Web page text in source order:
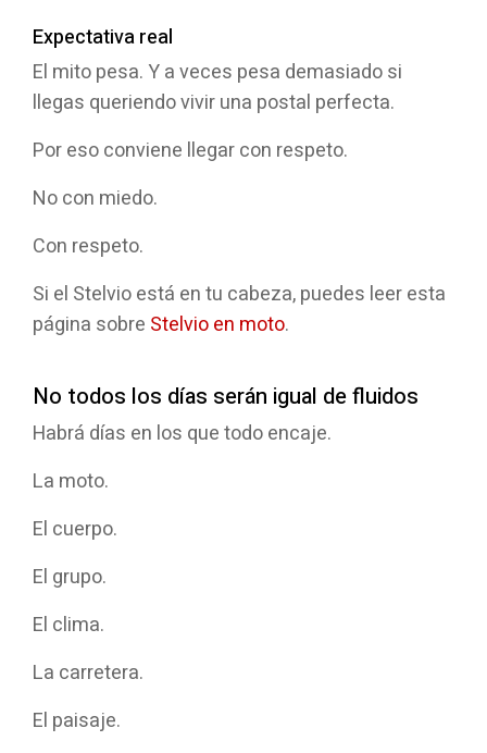
Expectativa real
El mito pesa. Y a veces pesa demasiado si
llegas queriendo vivir una postal perfecta.
Por eso conviene llegar con respeto.
No con miedo.
Con respeto.
Si el Stelvio está en tu cabeza, puedes leer esta
página sobre Stelvio en moto.
No todos los días serán igual de fluidos
Habrá días en los que todo encaje.
La moto.
El cuerpo.
El grupo.
El clima.
La carretera.
El paisaje.